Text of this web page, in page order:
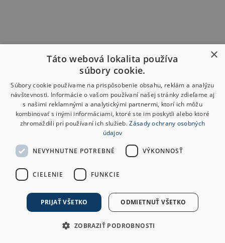
×
Táto webová lokalita používa
súbory cookie.
Súbory cookie používame na prispôsobenie obsahu, reklám a analýzu
návštevnosti. Informácie o vašom používaní našej stránky zdieľame aj
s našimi reklamnými a analytickými partnermi, ktorí ich môžu
kombinovať s inými informáciami, ktoré ste im poskytli alebo ktoré
zhromaždili pri používaní ich služieb.Zásady ochrany osobných
údajov
NEVYHNUTNE POTREBNÉ VÝKONNOSŤ
CIELENIE FUNKCIE
PRIJAŤ VŠETKO ODMIETNUŤ VŠETKO
ZOBRAZIŤ PODROBNOSTI